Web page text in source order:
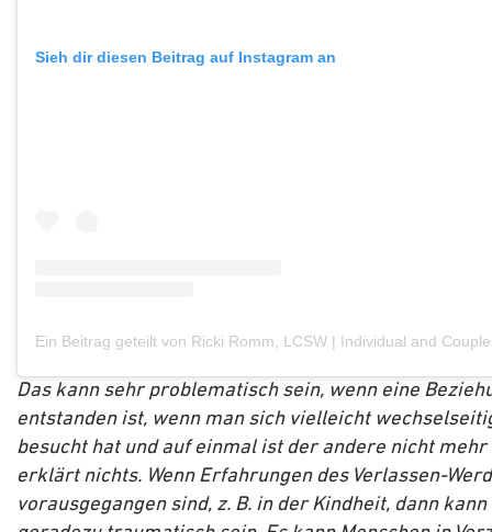
Sieh dir diesen Beitrag auf Instagram an
Das kann sehr problematisch sein, wenn eine
entstanden ist, wenn man sich vielleicht
besucht hat und auf einmal ist der andere nicht mehr
erklärt nichts. Wenn Erfahrungen des Verlassen-
vorausgegangen sind, z. B. in der Kindheit, dann kann